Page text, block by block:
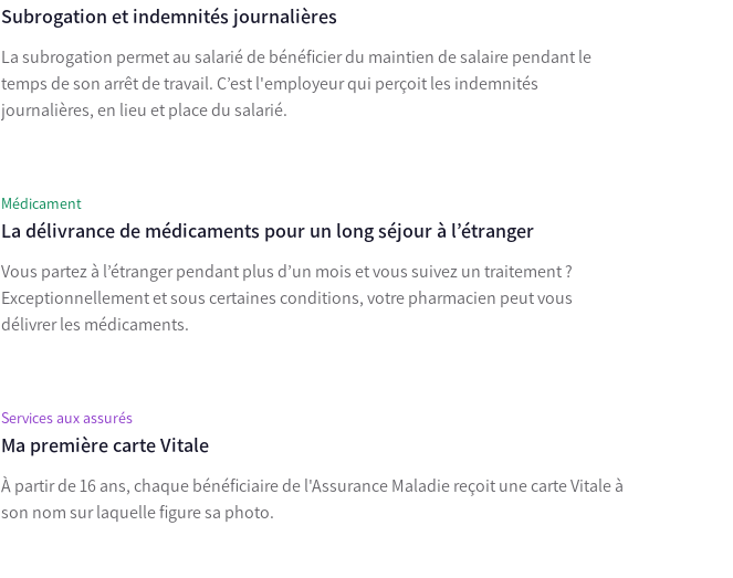
Subrogation et indemnités journalières
La subrogation permet au salarié de bénéficier du maintien de salaire pendant le
temps de son arrêt de travail. C’est l'employeur qui perçoit les indemnités
journalières, en lieu et place du salarié.
Médicament
La délivrance de médicaments pour un long séjour à l’étranger
Vous partez à l’étranger pendant plus d’un mois et vous suivez un traitement ?
Exceptionnellement et sous certaines conditions, votre pharmacien peut vous
délivrer les médicaments.
Services aux assurés
Ma première carte Vitale
À partir de 16 ans, chaque bénéficiaire de l'Assurance Maladie reçoit une carte Vitale à
son nom sur laquelle figure sa photo.